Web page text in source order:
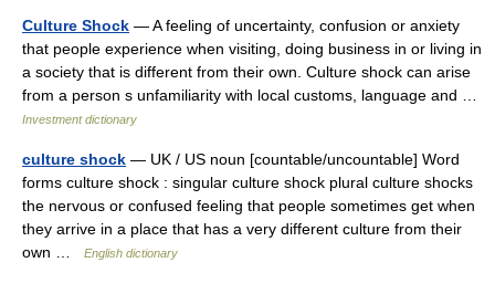
Culture Shock — A feeling of uncertainty, confusion or anxiety
that people experience when visiting, doing business in or living in
a society that is different from their own. Culture shock can arise
from a person s unfamiliarity with local customs, language and …
Investment dictionary
culture shock — UK / US noun [countable/uncountable] Word
forms culture shock : singular culture shock plural culture shocks
the nervous or confused feeling that people sometimes get when
they arrive in a place that has a very different culture from their
own …
English dictionary